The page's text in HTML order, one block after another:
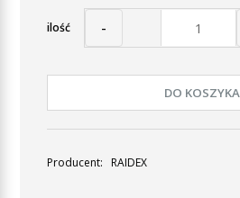
ilość -
DO KOSZYKA
Producent: RAIDEX